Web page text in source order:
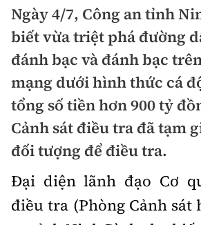
Chính trị
Xã hội
Chuyện dọc đường
Cải chính
Xây dựng
Chỉ đạo điều hành
Quy hoạch kiến trúc
Vật liệu xây dựng
Giám định chất lượng
Quản lý đô thị
Giao thông
Quản lý
Đường bộ
Hàng không
Đường sắt
Kinh tế
Thị trường
Chứng khoán
Pháp luật
Thanh tra
An ninh hình sự
An toàn giao thông
Giao thông 24h
Ngày 4/7, Công an tỉnh
biết vừa triệt phá đường
đánh bạc và đánh bạc
mạng dưới hình thức cá
tổng số tiền hơn 900 tỷ
Cảnh sát điều tra đã tạm
đối tượng để điều tra.
Đại diện lãnh đạo Cơ
điều tra (Phòng Cảnh sát